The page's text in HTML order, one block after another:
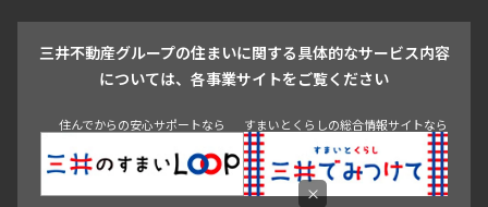
青山 渋谷 東京・大手町 新宿 品川
目黒・中目黒
三井不動産グループの住まいに関する具体的なサービス内容
については、各事業サイトをご覧ください
住んでからの安心サポートなら すまいとくらしの総合情報サイトなら
×